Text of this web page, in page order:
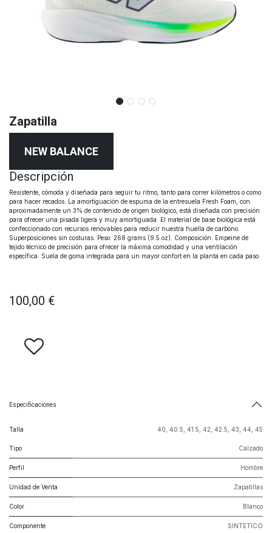
Zapatilla
NEW BALANCE
Descripción
Resistente, cómoda y diseñada para seguir tu ritmo, tanto para correr kilómetros o como
para hacer recados. La amortiguación de espuma de la entresuela Fresh Foam, con
aproximadamente un 3% de contenido de origen biológico, está diseñada con precisión
para ofrecer una pisada ligera y muy amortiguada. El material de base biológica está
confeccionado con recursos renovables para reducir nuestra huella de carbono.
Superposiciones sin costuras. Peso: 268 grams (9.5 oz). Composición: Empeine de
tejido técnico de precisión para ofrecer la máxima comodidad y una ventilación
específica. Suela de goma integrada para un mayor confort en la planta en cada paso.
100,00 €
Especificaciones
Talla 40 40.5 41.5 42 42.5 43 44 45
Tipo Calzado
Perfil Hombre
Unidad de Venta Zapatillas
Color Blanco
Componente SINTETICO